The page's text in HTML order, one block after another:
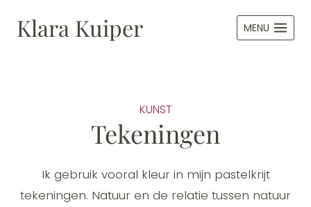
naarKlara Kuiper MENU
KUNST
Tekeningen
Ik gebruik vooral kleur in mijn pastelkrijt
tekeningen. Natuur en de relatie tussen natuur